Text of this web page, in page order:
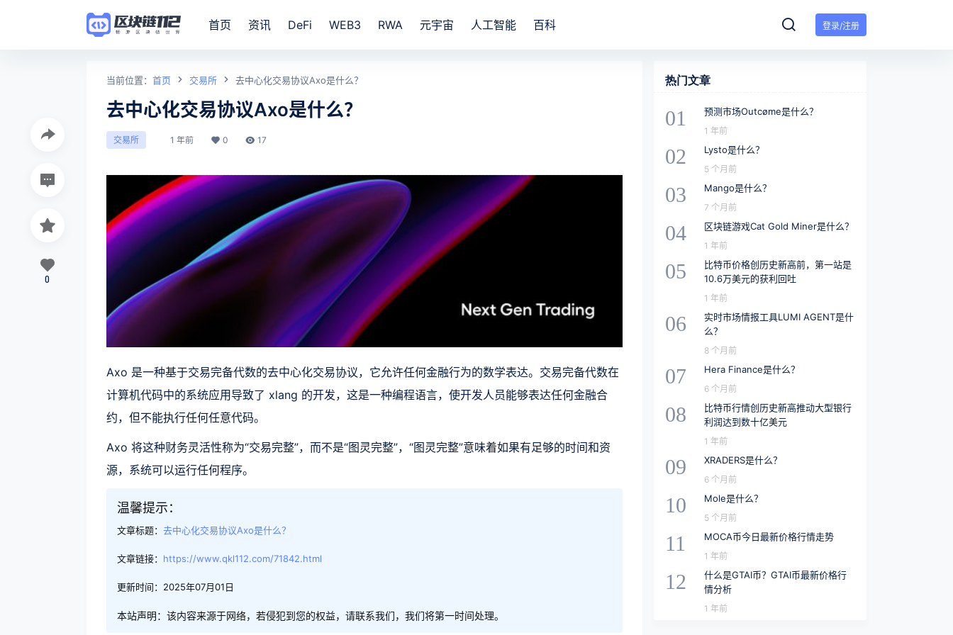
登录/注册
首页 资讯 DeFi WEB3 RWA 元宇宙 人工智能 百科
当前位置： 首页 交易所 去中心化交易协议Axo是什么？
去中心化交易协议Axo是什么？
交易所 1 年前 0 17
Axo 是一种基于交易完备代数的去中心化交易协议，它允许任何金融行为的数学表达。交易完备代数在
计算机代码中的系统应用导致了 xlang 的开发，这是一种编程语言，使开发人员能够表达任何金融合
约，但不能执行任何任意代码。
Axo 将这种财务灵活性称为“交易完整”，而不是“图灵完整”，“图灵完整”意味着如果有足够的时间和资
源，系统可以运行任何程序。
温馨提示：
文章标题： 去中心化交易协议Axo是什么？
文章链接： https://www.qkl112.com/71842.html
更新时间：2025年07月01日
本站声明：该内容来源于网络，若侵犯到您的权益，请联系我们，我们将第一时间处理。
0
热门文章
01 预测市场Outcøme是什么？
1 年前
02 Lysto是什么？
5 个月前
03 Mango是什么？
7 个月前
04 区块链游戏Cat Gold Miner是什么？
1 年前
05
比特币价格创历史新高前，第一站是
10.6万美元的获利回吐
1 年前
06
实时市场情报工具LUMI AGENT是什
么？
8 个月前
07 Hera Finance是什么？
6 个月前
08
比特币行情创历史新高推动大型银行
利润达到数十亿美元
1 年前
09 XRADERS是什么？
6 个月前
10 Mole是什么？
5 个月前
11 MOCA币今日最新价格行情走势
1 年前
12
什么是GTAI币？GTAI币最新价格行
情分析
1 年前